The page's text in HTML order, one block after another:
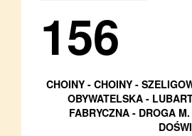
156
CHOINY - CHOINY -
OBYWATELSKA -
FABRYCZNA - DROGA